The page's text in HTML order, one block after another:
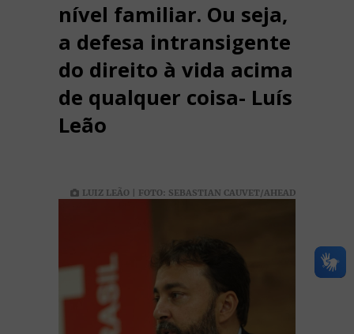
nível familiar. Ou seja,
a defesa intransigente
do direito à vida acima
de qualquer coisa- Luís
Leão
LUIZ LEÃO | FOTO: SEBASTIAN CAUVET/AHEAD